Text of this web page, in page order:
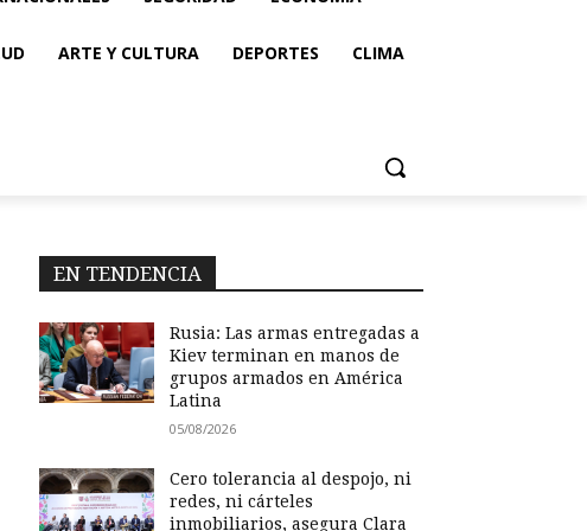
ARTE Y CULTURA DEPORTES CLIMA
EN TENDENCIA
Rusia: Las armas entregadas a
Kiev terminan en manos de
grupos armados en América
Latina
05/08/2026
Cero tolerancia al despojo, ni
redes, ni cárteles
inmobiliarios, asegura Clara